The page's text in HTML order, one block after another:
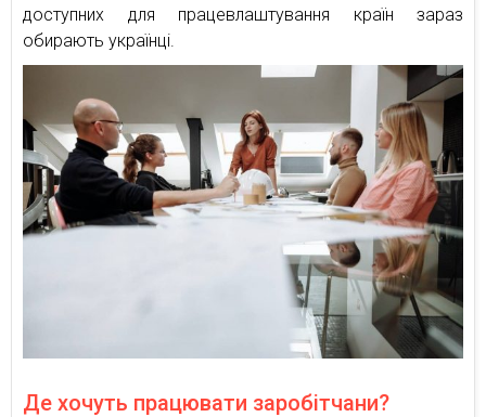
доступних для працевлаштування країн зараз
обирають українці.
Де хочуть працювати заробітчани?